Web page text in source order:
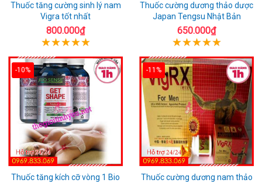
Thuốc tăng cường sinh lý nam
Vigra tốt nhất
800.000₫
Thuốc cường dương thảo dược
Japan Tengsu Nhật Bản
650.000₫
-10%
Thuốc tăng kích cỡ vòng 1 Bio
-11%
Thuốc cường dương nam thảo